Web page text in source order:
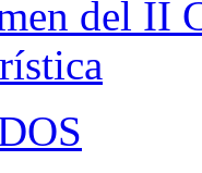
del II